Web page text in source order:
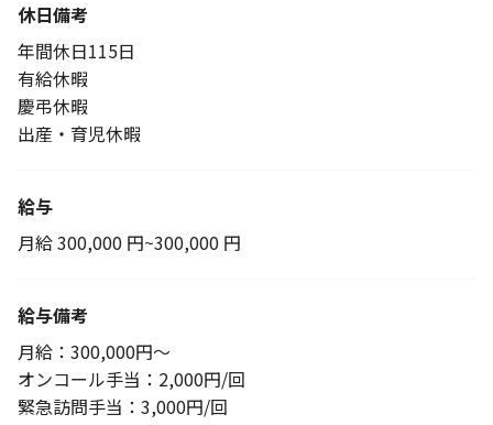
休日備考
年間休日115日
有給休暇
慶弔休暇
出産・育児休暇
給与
月給 300,000 円~300,000 円
給与備考
月給：300,000円～
オンコール手当：2,000円/回
緊急訪問手当：3,000円/回